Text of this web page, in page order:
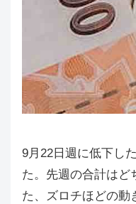
9月22日週に低下し
た。先週の合計はど
た、ズロチほどの動